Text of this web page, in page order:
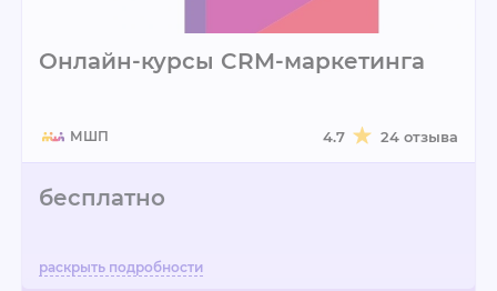
Онлайн-курсы CRM-маркетинга
МШП 4.7 24 отзыва
бесплатно